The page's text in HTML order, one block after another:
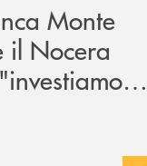
Monte
il Nocera